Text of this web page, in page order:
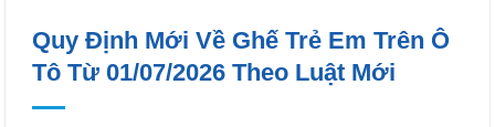
Quy Định Mới Về Ghế Trẻ Em Trên Ô
Tô Từ 01/07/2026 Theo Luật Mới